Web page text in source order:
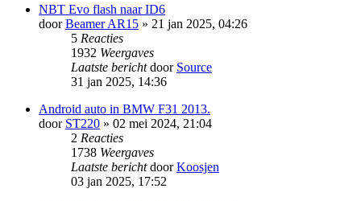
NBT Evo flash naar ID6
doorBeamer AR15 » 21 jan 2025, 04:26
5 Reacties
1932 Weergaves
Laatste berichtdoor Source
31 jan 2025, 14:36
Android auto in BMW F31 2013.
door ST220 » 02 mei 2024, 21:04
2 Reacties
1738 Weergaves
Laatste berichtdoorKoosjen
03 jan 2025, 17:52